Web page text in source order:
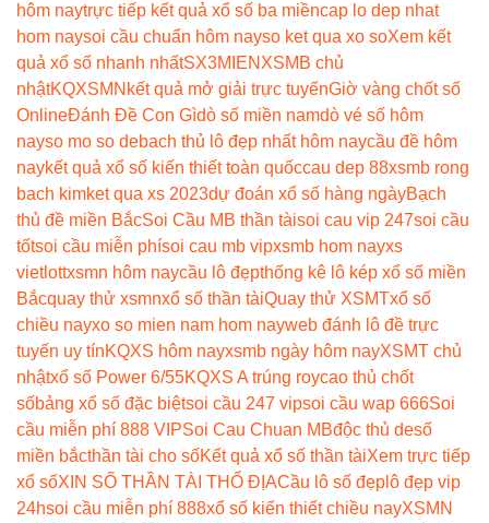
hôm naytrực tiếp kết quả xổ số ba miềncap lo dep nhat
hom naysoi cầu chuẩn hôm nayso ket qua xo soXem kết
quả xổ số nhanh nhấtSX3MIEN XSMB chủ
nhậtKQXSMN kết quả mở giải trực tuyếnGiờ vàng chốt số
OnlineĐánh Đề Con Gìdò số miền namdò vé số hôm
nayso mo so debach thủ lô đẹp nhất hôm naycầu đề hôm
naykết quả xổ số kiến thiết toàn quốccau dep 88xsmb rong
bach kimket qua xs 2023dự đoán xổ số hàng ngàyBạch
thủ đề miền BắcSoi Cầu MB thần tàisoi cau vip 247soi cầu
tốtsoi cầu miễn phísoi cau mb vipxsmb hom nayxs
vietlottxsmn hôm naycầu lô đẹpthống kê lô kép xổ số miền
Bắcquay thử xsmnxổ số thần tàiQuay thử XSMTxổ số
chiều nayxo so mien nam hom nayweb đánh lô đề trực
tuyến uy tínKQXS hôm nayxsmb ngày hôm nayXSMT chủ
nhậtxổ số Power 6/55KQXS A trúng roycao thủ chốt
sốbảng xổ số đặc biệtsoi cầu 247 vipsoi cầu wap 666Soi
cầu miễn phí 888 VIPSoi Cau Chuan MBđộc thủ desố
miền bắcthần tài cho sốKết quả xổ số thần tàiXem trực tiếp
xổ sốXIN SỐ THẦN TÀI THỔ ĐỊACầu lô số đẹp lô đẹp vip
24hsoi cầu miễn phí 888xổ số kiến thiết chiều nayXSMN